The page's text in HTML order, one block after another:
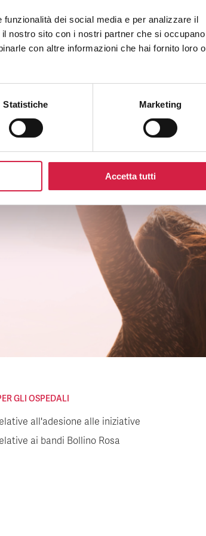
dei social media e per analizzare il
nostro sito con i nostri partner che si occupano
con altre informazioni che hai fornito loro o
Statistiche Marketing
Accetta tutti
GLI OSPEDALI
all'adesione alle iniziative
ai bandi Bollino Rosa